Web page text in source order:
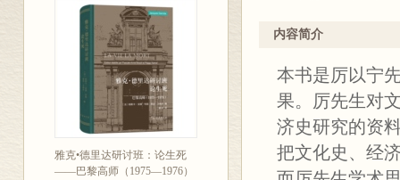
雅克•德里达研讨班：论生死
——巴黎高师（1975—1976）
内容简介
本书是厉以宁
果。厉先生对
济史研究的资
把文化史、经